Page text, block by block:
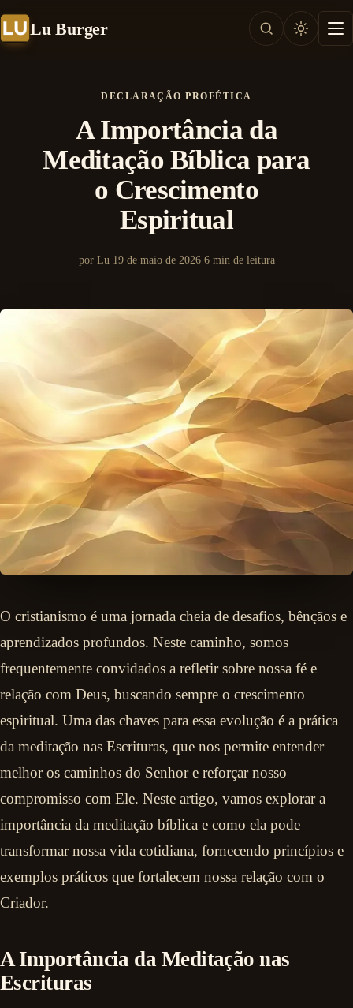
Lu Burger
DECLARAÇÃO PROFÉTICA
A Importância da
Meditação Bíblica para
o Crescimento
Espiritual
por Lu 19 de maio de 2026 6 min de leitura
O cristianismo é uma jornada cheia de desafios, bênçãos e
aprendizados profundos. Neste caminho, somos
frequentemente convidados a refletir sobre nossa fé e
relação com Deus, buscando sempre o crescimento
espiritual. Uma das chaves para essa evolução é a prática
da meditação nas Escrituras, que nos permite entender
melhor os caminhos do Senhor e reforçar nosso
compromisso com Ele. Neste artigo, vamos explorar a
importância da meditação bíblica e como ela pode
transformar nossa vida cotidiana, fornecendo princípios e
exemplos práticos que fortalecem nossa relação com o
Criador.
A Importância da Meditação nas
Escrituras